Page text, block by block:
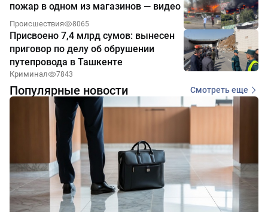
пожар в одном из магазинов — видео
Происшествия 8065
Присвоено 7,4 млрд сумов: вынесен
приговор по делу об обрушении
путепровода в Ташкенте
Криминал 7843
Популярные новости Смотреть еще